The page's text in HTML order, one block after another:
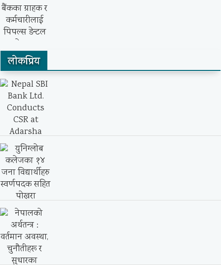
यामाहा नेपालको ‘पार्ट्नर्स मीट २०२६’
थाइल्याण्डमा सम्पन्न
नेपाल बैंकका ग्राहक र कर्मचारीलाई पिपल्स
डेन्टल कलेज...
लाेकप्रिय
Nepal SBI Bank Ltd. Conducts CSR at
Adarsha...
युनिग्लोब कलेजका १४ जना विद्यार्थीहरु
स्वर्णपदक सहित पोखरा...